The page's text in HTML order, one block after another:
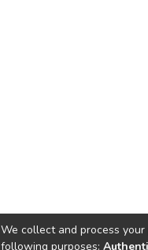
We collect and process
following purposes: